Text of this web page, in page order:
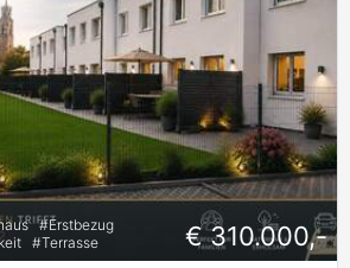
#Erstbezug
#Terrasse € 310.000,-